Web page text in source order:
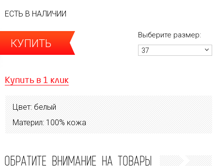
ЕСТЬ В НАЛИЧИИ
КУПИТЬ
Выберите размер:
37
Купить в 1 клик
Цвет: белый
Материл: 100% кожа
ОБРАТИТЕ ВНИМАНИЕ НА ТОВАРЫ